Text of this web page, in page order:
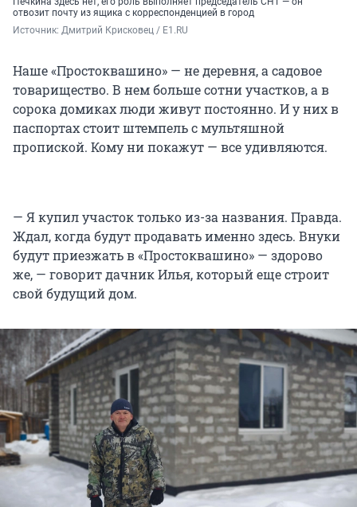
отвозит почту из ящика с корреспонденцией в город
Источник: Дмитрий Крисковец / E1.RU
Наше «Простоквашино» — не деревня, а садовое
товарищество. В нем больше сотни участков, а в
сорока домиках люди живут постоянно. И у них в
паспортах стоит штемпель с мультяшной
пропиской. Кому ни покажут — все удивляются.
— Я купил участок только из-за названия. Правда.
Ждал, когда будут продавать именно здесь. Внуки
будут приезжать в «Простоквашино» — здорово
же, — говорит дачник Илья, который еще строит
свой будущий дом.